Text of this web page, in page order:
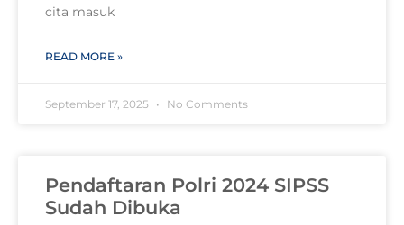
cita masuk
READ MORE »
September 17, 2025 No Comments
Pendaftaran Polri 2024 SIPSS
Sudah Dibuka